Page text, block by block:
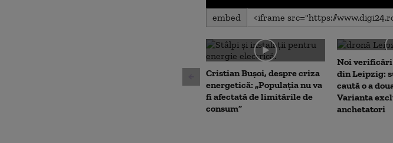
embed
Cristian Bușoi, despre criza
energetică: „Populația nu va
fi afectată de limitările de
consum”
Noi
din Leipzig:
caută o a
Varianta
anchetatori